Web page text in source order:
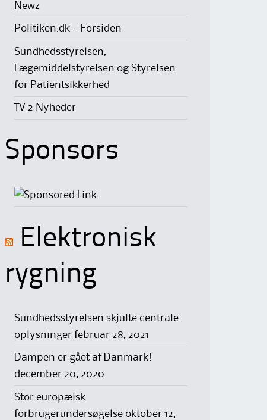
Newz
Politiken.dk – Forsiden
Sundhedsstyrelsen,
Lægemiddelstyrelsen og Styrelsen
for Patientsikkerhed
TV 2 Nyheder
Sponsors
Elektronisk
rygning
Sundhedsstyrelsen skjulte centrale
oplysninger februar 28, 2021
Dampen er gået af Danmark!
december 20, 2020
Stor europæisk
forbrugerundersøgelse oktober 12,